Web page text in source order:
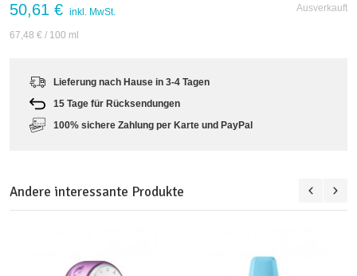
Ausverkauft
50,61 € inkl. MwSt.
67,48 € / 100 ml
Lieferung nach Hause in 3-4 Tagen
15 Tage für Rücksendungen
100% sichere Zahlung per Karte und PayPal
Andere interessante Produkte